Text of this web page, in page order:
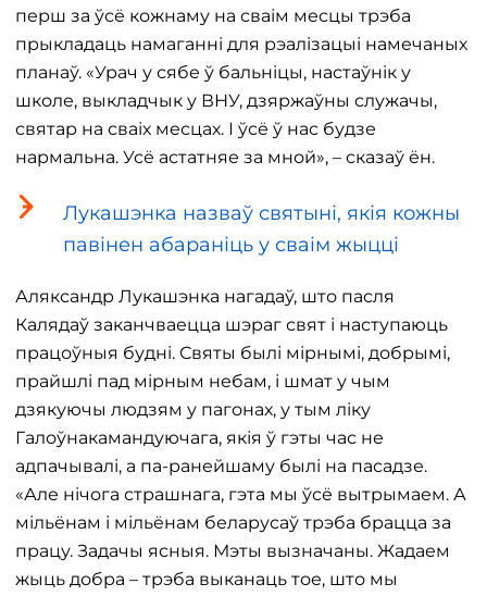
перш за ўсё кожнаму на сваім месцы трэба
прыкладаць намаганні для рэалізацыі намечаных
планаў. «Урач у сябе ў бальніцы, настаўнік у
школе, выкладчык у ВНУ, дзяржаўны служачы,
святар на сваіх месцах. І ўсё ў нас будзе
нармальна. Усё астатняе за мной», – сказаў ён.
Лукашэнка назваў святыні, якія кожны
павінен абараніць у сваім жыцці
Аляксандр Лукашэнка нагадаў, што пасля
Калядаў заканчваецца шэраг свят і наступаюць
працоўныя будні. Святы былі мірнымі, добрымі,
прайшлі пад мірным небам, і шмат у чым
дзякуючы людзям у пагонах, у тым ліку
Галоўнакамандуючага, якія ў гэты час не
адпачывалі, а па-ранейшаму былі на пасадзе.
«Але нічога страшнага, гэта мы ўсё вытрымаем. А
мільёнам і мільёнам беларусаў трэба брацца за
працу. Задачы ясныя. Мэты вызначаны. Жадаем
жыць добра – трэба выканаць тое, што мы